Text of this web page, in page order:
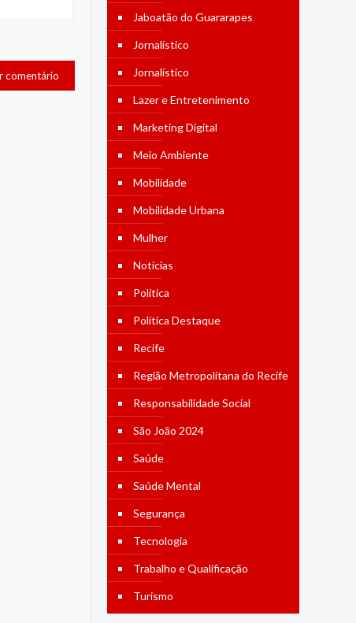
Jaboatão do Guararapes
Jornalístico
Jornalístico
Lazer e Entretenimento
Marketing Digital
Meio Ambiente
Mobilidade
Mobilidade Urbana
Mulher
Notícias
Política
Política Destaque
Recife
Região Metropolitana do Recife
Responsabilidade Social
São João 2024
Saúde
Saúde Mental
Segurança
Tecnologia
Trabalho e Qualificação
Turismo